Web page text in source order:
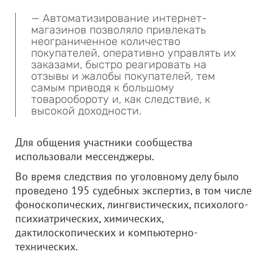
— Автоматизирование интернет-
магазинов позволяло привлекать
неограниченное количество
покупателей, оперативно управлять их
заказами, быстро реагировать на
отзывы и жалобы покупателей, тем
самым приводя к большому
товарообороту и, как следствие, к
высокой доходности.
Для общения участники сообщества
использовали мессенджеры.
Во время следствия по уголовному делу было
проведено 195 судебных экспертиз, в том числе
фоноскопических, лингвистических, психолого-
психиатрических, химических,
дактилоскопических и компьютерно-
технических.